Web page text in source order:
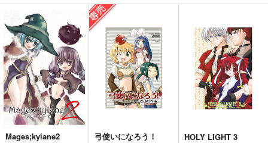
Mages;kyiane2
弓使いになろう！
HOLY LIGHT 3